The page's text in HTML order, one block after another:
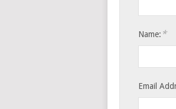
Name: *
Email